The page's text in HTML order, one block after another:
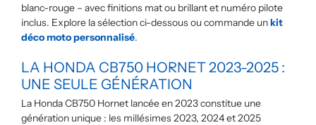
blanc-rouge – avec finitions mat ou brillant et numéro pilote
inclus. Explore la sélection ci-dessous ou commande unkit
déco moto personnalisé.
LA HONDA CB750 HORNET 2023-2025 :
UNE SEULE GÉNÉRATION
La Honda CB750 Hornet lancée en 2023 constitue une
génération unique : les millésimes 2023, 2024 et 2025